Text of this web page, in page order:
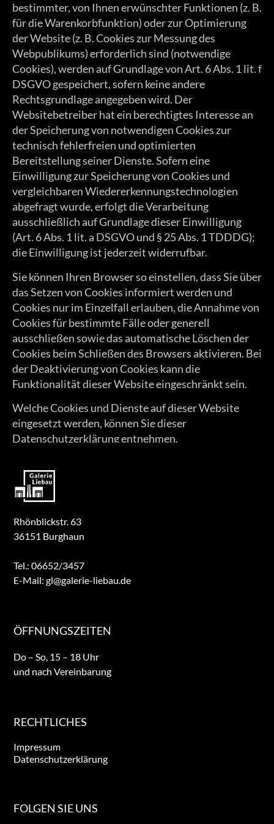
bestimmter, von Ihnen erwünschter Funktionen (z. B.
für die Warenkorbfunktion) oder zur Optimierung
der Website (z. B. Cookies zur Messung des
Webpublikums) erforderlich sind (notwendige
Cookies), werden auf Grundlage von Art. 6 Abs. 1 lit. f
DSGVO gespeichert, sofern keine andere
Rechtsgrundlage angegeben wird. Der
Websitebetreiber hat ein berechtigtes Interesse an
der Speicherung von notwendigen Cookies zur
technisch fehlerfreien und optimierten
Bereitstellung seiner Dienste. Sofern eine
Einwilligung zur Speicherung von Cookies und
vergleichbaren Wiedererkennungstechnologien
abgefragt wurde, erfolgt die Verarbeitung
ausschließlich auf Grundlage dieser Einwilligung
(Art. 6 Abs. 1 lit. a DSGVO und § 25 Abs. 1 TDDDG);
die Einwilligung ist jederzeit widerrufbar.
Sie können Ihren Browser so einstellen, dass Sie über
das Setzen von Cookies informiert werden und
Cookies nur im Einzelfall erlauben, die Annahme von
Cookies für bestimmte Fälle oder generell
ausschließen sowie das automatische Löschen der
Cookies beim Schließen des Browsers aktivieren. Bei
der Deaktivierung von Cookies kann die
Funktionalität dieser Website eingeschränkt sein.
Welche Cookies und Dienste auf dieser Website
eingesetzt werden, können Sie dieser
Datenschutzerklärung entnehmen.
Rhönblickstr. 63
36151 Burghaun
Tel.: 06652/3457
E-Mail: gl@galerie-liebau.de
ÖFFNUNGSZEITEN
Do – So, 15 – 18 Uhr
und nach Vereinbarung
RECHTLICHES
Impressum
Datenschutzerklärung
FOLGEN SIE UNS